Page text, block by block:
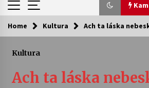
Kam za kulturou?
Sukuba Ensemble
4. 8. 2026
Home Kultura Ach ta láska
Kultura
Ach ta láska